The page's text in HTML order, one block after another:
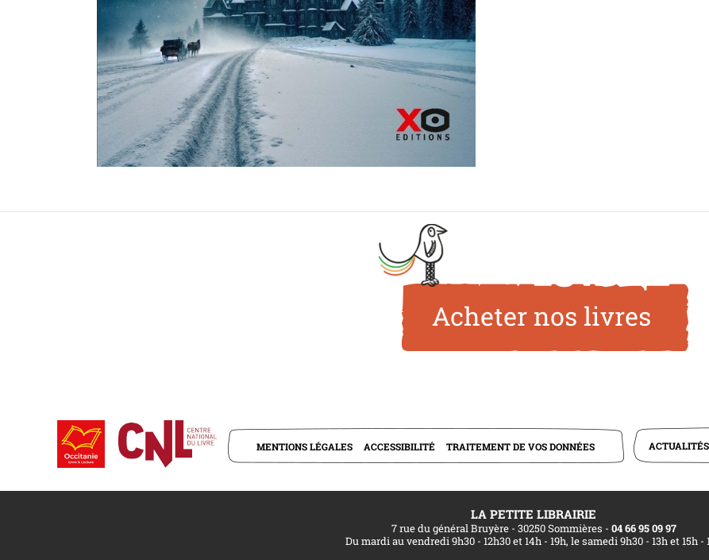
Acheter nos livres
MENTIONS LÉGALES ACCESSIBILITÉ TRAITEMENT DE VOS DONNÉES ACTUALITÉS
LA PETITE LIBRAIRIE
7 rue du général Bruyère - 30250 Sommières - 04 66 95 09 97
Du mardi au vendredi 9h30 - 12h30 et 14h - 19h, le samedi 9h30 - 13h et 15h -